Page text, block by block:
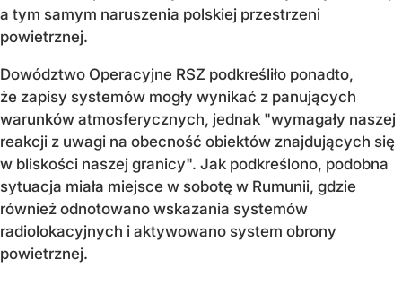
a tym samym naruszenia polskiej przestrzeni
powietrznej.
Dowództwo Operacyjne RSZ podkreśliło ponadto,
że zapisy systemów mogły wynikać z panujących
warunków atmosferycznych, jednak "wymagały naszej
reakcji z uwagi na obecność obiektów znajdujących się
w bliskości naszej granicy". Jak podkreślono, podobna
sytuacja miała miejsce w sobotę w Rumunii, gdzie
również odnotowano wskazania systemów
radiolokacyjnych i aktywowano system obrony
powietrznej.